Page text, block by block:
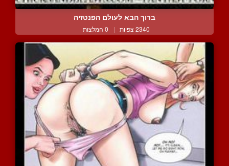
ברוך הבא לעולם הפנטזיה
2340 צפיות | 0 המלצות